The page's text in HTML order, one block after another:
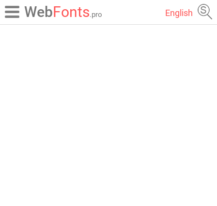
WebFonts.pro English